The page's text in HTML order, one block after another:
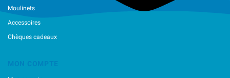
Smith
Spro
Svartzonker
Tiemco
Moulinets
Accessoires
Chèques cadeaux
MON COMPTE